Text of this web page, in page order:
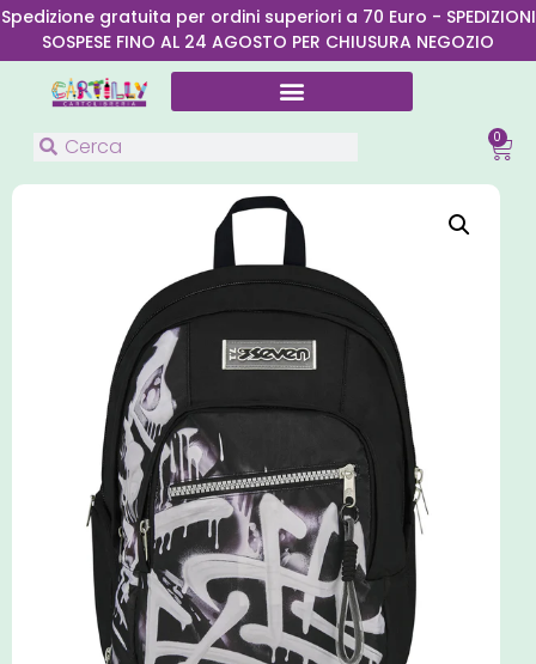
Spedizione gratuita per ordini superiori a 70 Euro - SPEDIZIONI
SOSPESE FINO AL 24 AGOSTO PER CHIUSURA NEGOZIO
0